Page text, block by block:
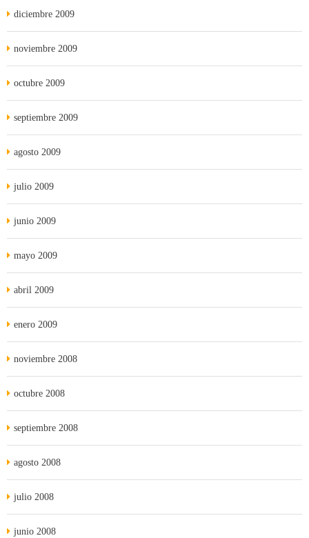
diciembre 2009
noviembre 2009
octubre 2009
septiembre 2009
agosto 2009
julio 2009
junio 2009
mayo 2009
abril 2009
enero 2009
noviembre 2008
octubre 2008
septiembre 2008
agosto 2008
julio 2008
junio 2008